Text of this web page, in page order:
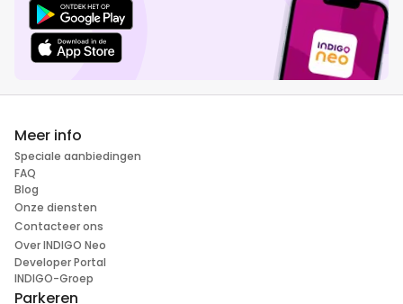
Meer info
Speciale aanbiedingen
FAQ
Blog
Onze diensten
Contacteer ons
Over INDIGO Neo
Developer Portal
INDIGO-Groep
Parkeren